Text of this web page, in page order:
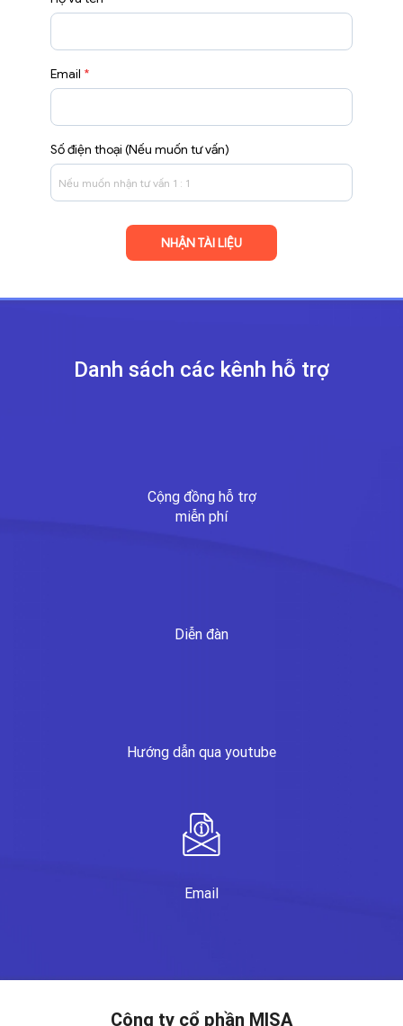
Email *
Số điện thoại (Nếu muốn tư vấn)
Danh sách các kênh hỗ trợ
Cộng đồng hỗ trợ
miễn phí
Diễn đàn
Hướng dẫn qua youtube
Email
Công ty cổ phần MISA